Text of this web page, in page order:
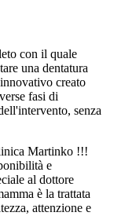
con il quale
una dentatura
creato
fasi di
senza
Martinko !!!
e
al dottore
è la trattata
attenzione e